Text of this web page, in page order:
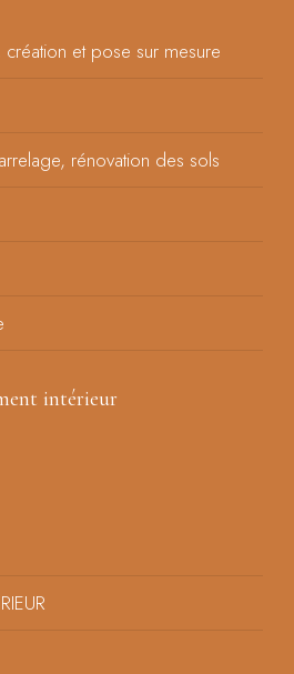
création et pose sur mesure
rénovation des sols
intérieur